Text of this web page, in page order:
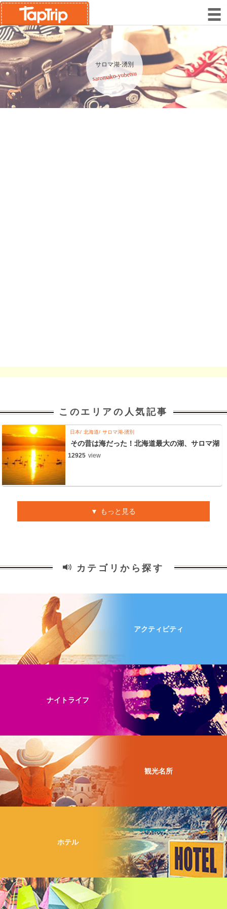
サロマ湖-湧別
saromako-yubetsu
このエリアの人気記事
日本 北海道 サロマ湖-湧別
その昔は海だった！北海道最大の湖、サロマ湖
12925 view
もっと見る
カテゴリから探す
アクティビティ
ナイトライフ
観光名所
ホテル